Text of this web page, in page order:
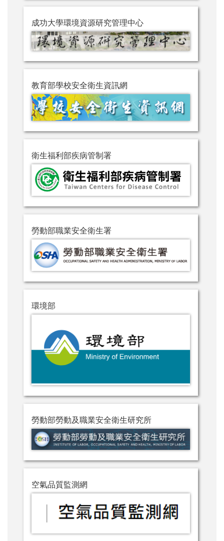
成功大學環境資源研究管理中心
教育部學校安全衛生資訊網
衛生福利部疾病管制署
勞動部職業安全衛生署
環境部
勞動部勞動及職業安全衛生研究所
空氣品質監測網